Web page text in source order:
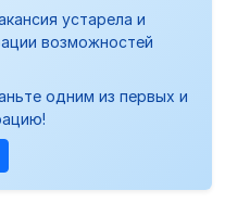
устарела и
возможностей
одним из первых и